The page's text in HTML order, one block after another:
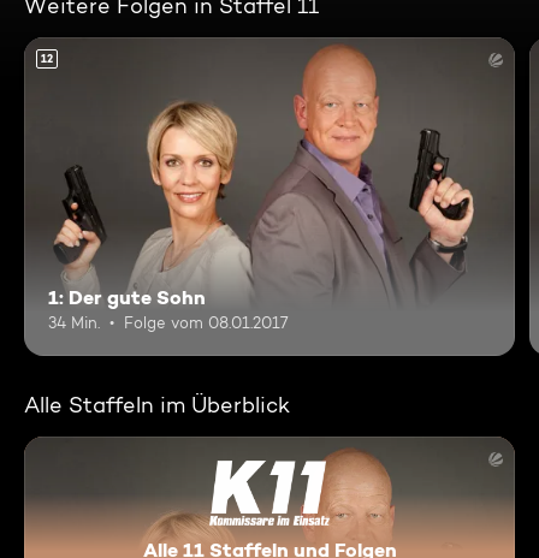
Weitere Folgen in Staffel 11
12
1: Der gute Sohn
34 Min. Folge vom 08.01.2017
Alle Staffeln im Überblick
Alle 11 Staffeln und Folgen